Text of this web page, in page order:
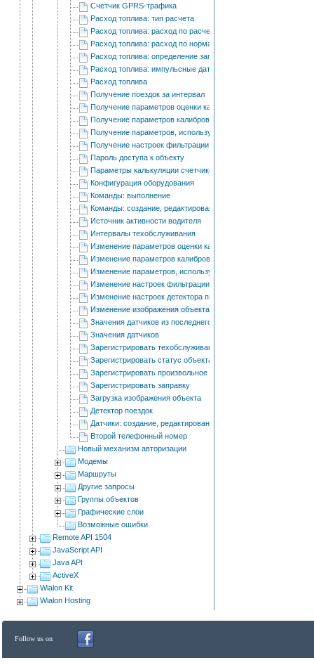
Счетчик GPRS-трафика
Расход топлива: тип расчета
Расход топлива: расход по расчету
Расход топлива: расход по нормам
Расход топлива: определение заправок/сливов топлива
Расход топлива: импульсные датчики расхода топлива
Расход топлива
Получение поездок за интервал
Получение параметров оценки качества вождения
Получение параметров калибровки акселерометра
Получение параметров, используемых в отчетах
Получение настроек фильтрации информации о положении
Пароль доступа к объекту
Параметры калькуляции счетчиков
Конфигурация оборудования
Команды: выполнение
Команды: cоздание, редактирование и удаление
Источник активности водителя
Интервалы техобслуживания
Изменение параметров оценки качества вождения
Изменение параметров калибровки акселерометра
Изменение параметров, используемых в отчетах
Изменение настроек фильтрации информации о положении
Изменение настроек детектора поездок
Изменение изображения объекта
Значения датчиков из последнего сообщения
Значения датчиков
Зарегистрировать техобслуживание
Зарегистрировать статус объекта
Зарегистрировать произвольное событие
Зарегистрировать заправку
Загрузка изображения объекта
Детектор поездок
Датчики: создание, редактирование и удаление
Второй телефонный номер
Новый механизм авторизации
Модемы
Маршруты
Другие запросы
Группы объектов
Графические слои
Возможные ошибки
Remote API 1504
JavaScript API
Java API
ActiveX
Wialon Kit
Wialon Hosting
Follow us on